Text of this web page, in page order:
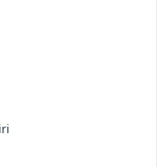
para aquisição de